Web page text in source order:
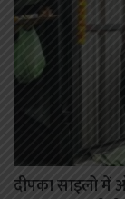
दीपका साइलो